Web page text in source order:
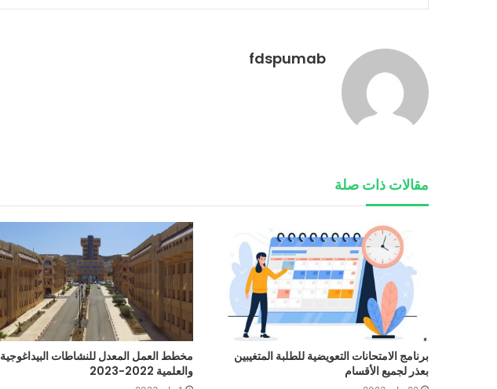
fdspumab
مقالات ذات صلة
برنامج الامتحانات التعويضية للطلبة المتغيبين
بعذر لجميع الأقسام‎‎
مخطط العمل المعدل للنشاطات البيداغوجية
والعلمية 2022-2023